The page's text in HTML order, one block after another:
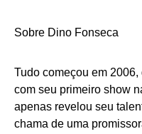
Sobre Dino Fonseca
Tudo começou em
com seu primeiro show
apenas revelou seu
chama de uma